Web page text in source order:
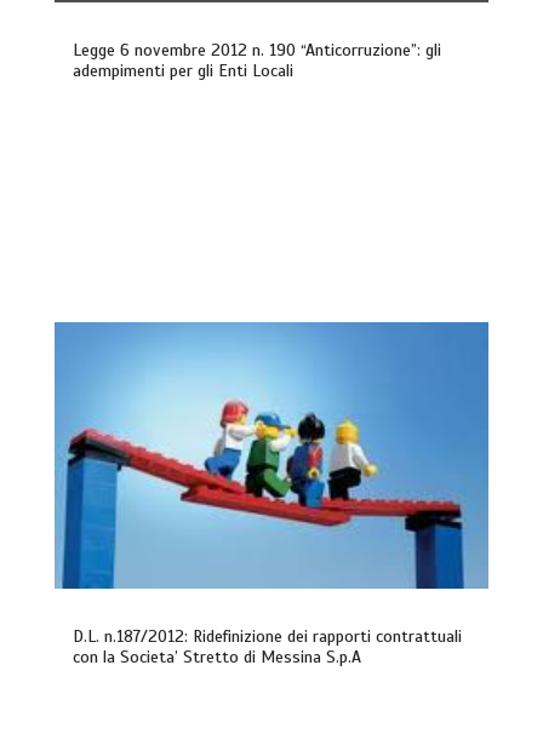
Legge 6 novembre 2012 n. 190 “Anticorruzione”: gli
adempimenti per gli Enti Locali
D.L. n.187/2012: Ridefinizione dei rapporti contrattuali
con la Societa’ Stretto di Messina S.p.A